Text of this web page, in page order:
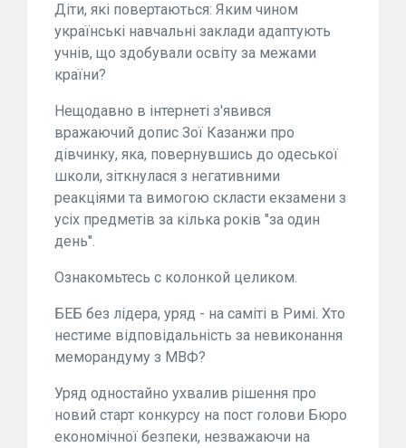
Діти, які повертаються: Яким чином
українські навчальні заклади адаптують
учнів, що здобували освіту за межами
країни?
Нещодавно в інтернеті з'явився
вражаючий допис Зої Казанжи про
дівчинку, яка, повернувшись до одеської
школи, зіткнулася з негативними
реакціями та вимогою скласти екзамени з
усіх предметів за кілька років "за один
день".
Ознакомьтесь с колонкой целиком.
БЕБ без лідера, уряд - на саміті в Римі. Хто
нестиме відповідальність за невиконання
меморандуму з МВФ?
Уряд одностайно ухвалив рішення про
новий старт конкурсу на пост голови Бюро
економічної безпеки, незважаючи на